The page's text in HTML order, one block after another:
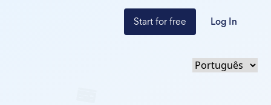
Start for free Log In